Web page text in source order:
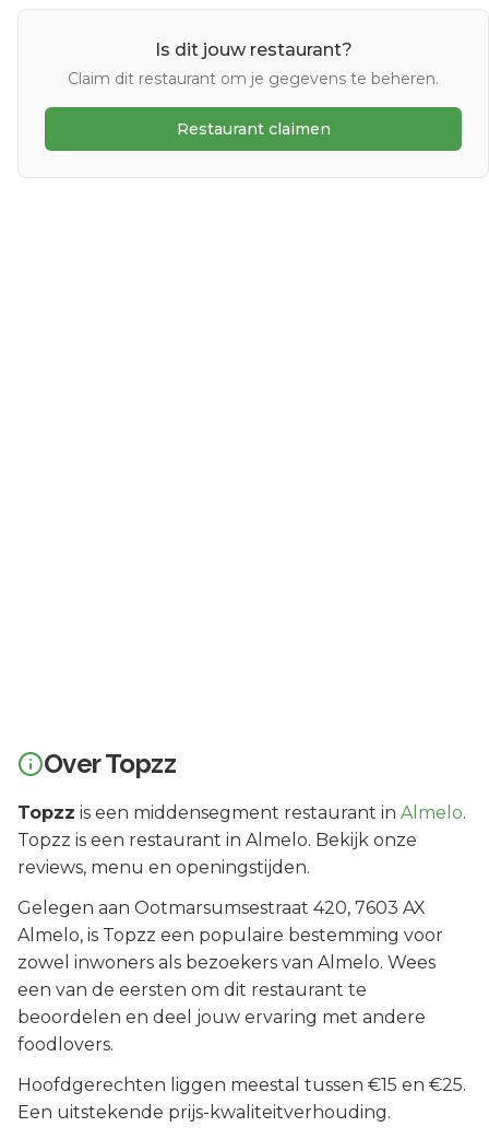
Is dit jouw restaurant?
Claim dit restaurant om je gegevens te beheren.
Restaurant claimen
OverTopzz
Topzz is een middensegment restaurant in Almelo.
Topzz is een restaurant in Almelo. Bekijk onze
reviews, menu en openingstijden.
Gelegen aan Ootmarsumsestraat 420, 7603 AX
Almelo, is Topzz een populaire bestemming voor
zowel inwoners als bezoekers van Almelo. Wees
een van de eersten om dit restaurant te
beoordelen en deel jouw ervaring met andere
foodlovers.
Hoofdgerechten liggen meestal tussen €15 en €25.
Een uitstekende prijs-kwaliteitverhouding.